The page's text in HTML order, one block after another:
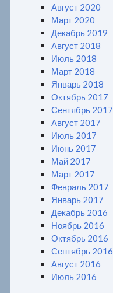
Август 2020
Март 2020
Декабрь 2019
Август 2018
Июль 2018
Март 2018
Январь 2018
Октябрь 2017
Сентябрь 2017
Август 2017
Июль 2017
Июнь 2017
Май 2017
Март 2017
Февраль 2017
Январь 2017
Декабрь 2016
Ноябрь 2016
Октябрь 2016
Сентябрь 2016
Август 2016
Июль 2016